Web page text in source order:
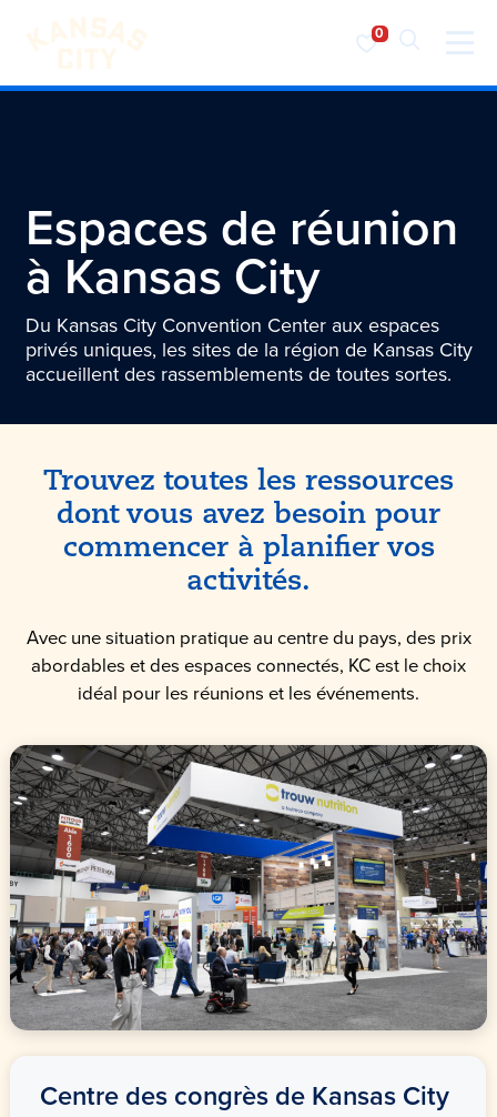
Visiter KC
Espaces de réunion
à Kansas City
Du Kansas City Convention Center aux espaces
privés uniques, les sites de la région de Kansas City
accueillent des rassemblements de toutes sortes.
Trouvez toutes les ressources
dont vous avez besoin pour
commencer à planifier vos
activités.
Avec une situation pratique au centre du pays, des prix
abordables et des espaces connectés, KC est le choix
idéal pour les réunions et les événements.
Centre des congrès de Kansas City